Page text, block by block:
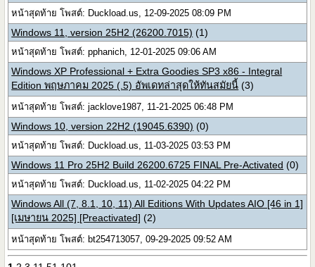
หน้าสุดท้าย โพสต์: Duckload.us, 12-09-2025 08:09 PM
Windows 11, version 25H2 (26200.7015) (1)
หน้าสุดท้าย โพสต์: pphanich, 12-01-2025 09:06 AM
Windows XP Professional + Extra Goodies SP3 x86 - Integral
Edition พฤษภาคม 2025 (.5) อัพเดทล่าสุดให้ทันสมัยนี้ (3)
หน้าสุดท้าย โพสต์: jacklove1987, 11-21-2025 06:48 PM
Windows 10, version 22H2 (19045.6390) (0)
หน้าสุดท้าย โพสต์: Duckload.us, 11-03-2025 03:53 PM
Windows 11 Pro 25H2 Build 26200.6725 FINAL Pre-Activated (0)
หน้าสุดท้าย โพสต์: Duckload.us, 11-02-2025 04:22 PM
Windows All (7, 8.1, 10, 11) All Editions With Updates AIO [46 in 1]
[เมษายน 2025] [Preactivated] (2)
หน้าสุดท้าย โพสต์: bt254713057, 09-29-2025 09:52 AM